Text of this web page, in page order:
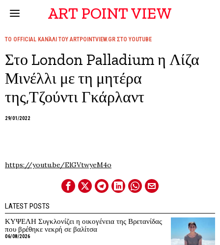
ART POINT VIEW
ΤΟ OFFICIAL ΚΑΝΆΛΙ ΤΟΥ ARTPOINTVIEW.GR ΣΤΟ YOUTUBE
Στο London Palladium η Λίζα
Μινέλλι με τη μητέρα
της,Τζούντι Γκάρλαντ
29/01/2022
https://youtu.be/ElGVtwyeM4o
LATEST POSTS
ΚΥΨΕΛΗ Συγκλονίζει η οικογένεια της Βρετανίδας
που βρέθηκε νεκρή σε βαλίτσα
06/08/2026